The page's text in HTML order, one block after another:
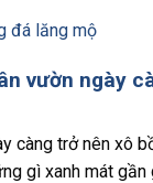
đá lăng mộ
vườn ngày
càng trở nên xô
gì xanh mát gần